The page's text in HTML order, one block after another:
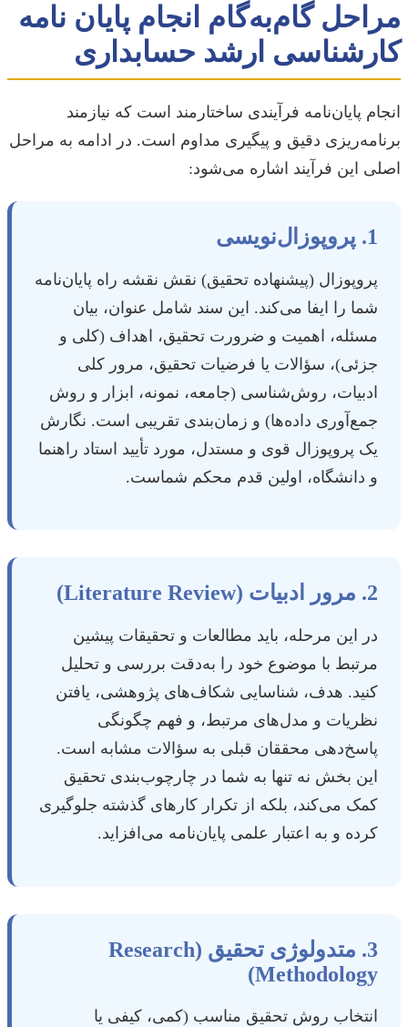
مراحل گام‌به‌گام انجام پایان نامه
کارشناسی ارشد حسابداری
انجام پایان‌نامه فرآیندی ساختارمند است که نیازمند
برنامه‌ریزی دقیق و پیگیری مداوم است. در ادامه به مراحل
اصلی این فرآیند اشاره می‌شود:
1. پروپوزال‌نویسی
پروپوزال (پیشنهاده تحقیق) نقش نقشه راه پایان‌نامه
شما را ایفا می‌کند. این سند شامل عنوان، بیان
مسئله، اهمیت و ضرورت تحقیق، اهداف (کلی و
جزئی)، سؤالات یا فرضیات تحقیق، مرور کلی
ادبیات، روش‌شناسی (جامعه، نمونه، ابزار و روش
جمع‌آوری داده‌ها) و زمان‌بندی تقریبی است. نگارش
یک پروپوزال قوی و مستدل، مورد تأیید استاد راهنما
و دانشگاه، اولین قدم محکم شماست.
2. مرور ادبیات (Literature Review)
در این مرحله، باید مطالعات و تحقیقات پیشین
مرتبط با موضوع خود را به‌دقت بررسی و تحلیل
کنید. هدف، شناسایی شکاف‌های پژوهشی، یافتن
نظریات و مدل‌های مرتبط، و فهم چگونگی
پاسخ‌دهی محققان قبلی به سؤالات مشابه است.
این بخش نه تنها به شما در چارچوب‌بندی تحقیق
کمک می‌کند، بلکه از تکرار کارهای گذشته جلوگیری
کرده و به اعتبار علمی پایان‌نامه می‌افزاید.
3. متدولوژی تحقیق (Research
Methodology)
انتخاب روش تحقیق مناسب (کمی، کیفی یا